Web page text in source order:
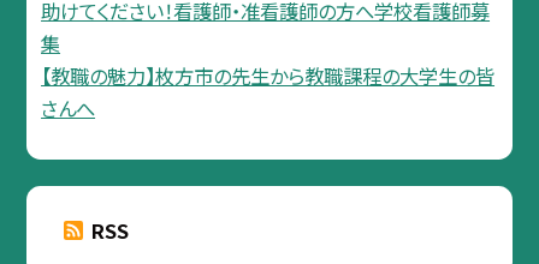
助けてください！看護師・准看護師の方へ学校看護師募
集
【教職の魅力】枚方市の先生から教職課程の大学生の皆
さんへ
RSS